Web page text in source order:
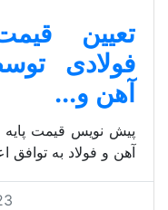
تعیین
فولادی
آهن و...
پیش نویس قیمت پایه
آهن و فولاد به توافق